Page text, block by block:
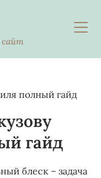
полный гайд
гайд
блеск – задача